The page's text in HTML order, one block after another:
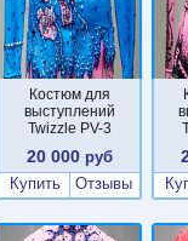
Костюм для
выступлений
Twizzle PV-3
20 000руб
Купить
Отзывы